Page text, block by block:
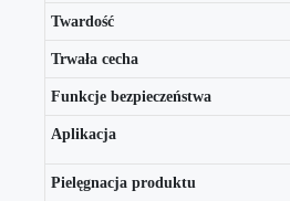
Twardość
Trwała cecha
Funkcje bezpieczeństwa
Aplikacja
Pielęgnacja produktu